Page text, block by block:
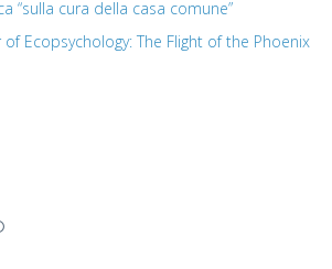
“sulla cura della casa comune”
Ecopsychology: The Flight of the Phoenix